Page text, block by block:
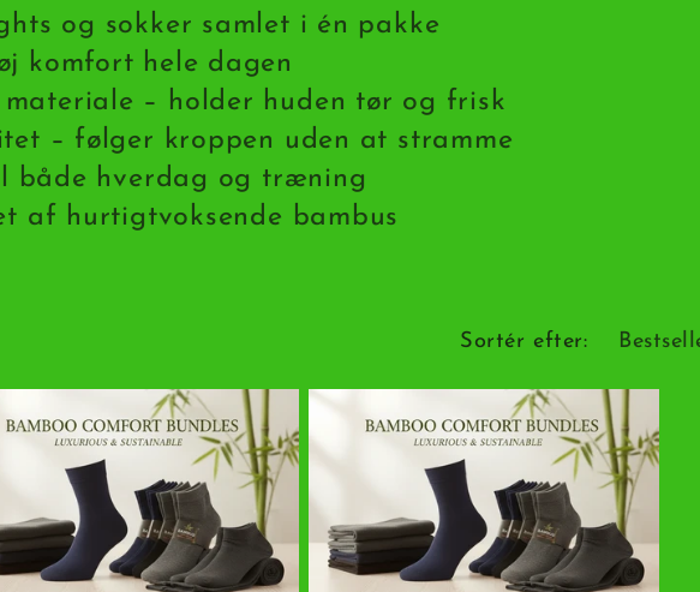
og sokker samlet i én pakke
komfort hele dagen
– holder huden tør og frisk
– følger kroppen uden at stramme
både hverdag og træning
af hurtigtvoksende bambus
Sortér efter: